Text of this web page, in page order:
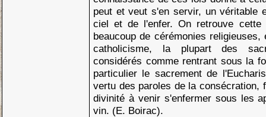
peut et veut s'en servir, un véritable
ciel et de l'enfer. On retrouve cette
beaucoup de cérémonies
catholicisme, la plupart des
considérés comme rentrant sous la
particulier le sacrement de
vertu des paroles de la consécration,
divinité à venir s'enfermer sous les
vin. (E. Boirac).